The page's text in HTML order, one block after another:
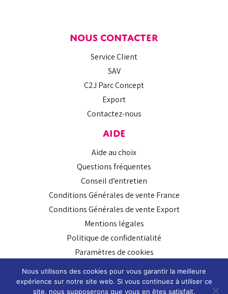
NOUS CONTACTER
Service Client
SAV
C2J Parc Concept
Export
Contactez-nous
AIDE
Aide au choix
Questions fréquentes
Conseil d’entretien
Conditions Générales de vente France
Conditions Générales de vente Export
Mentions légales
Politique de confidentialité
Paramètres de cookies
SUIVEZ-NOUS
Nous utilisons des cookies pour vous garantir la meilleure
expérience sur notre site web. Si vous continuez à utiliser ce
site, nous supposerons que vous en êtes satisfait.